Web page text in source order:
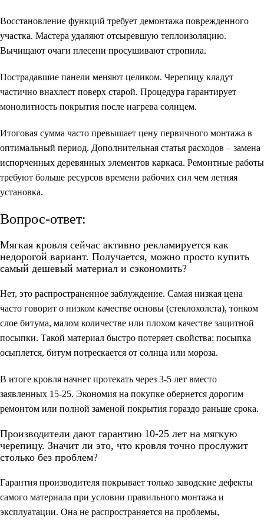
Восстановление функций требует демонтажа поврежденного
участка. Мастера удаляют отсыревшую теплоизоляцию.
Вычищают очаги плесени просушивают стропила.
Пострадавшие панели меняют целиком. Черепицу кладут
частично внахлест поверх старой. Процедура гарантирует
монолитность покрытия после нагрева солнцем.
Итоговая сумма часто превышает цену первичного монтажа в
оптимальный период. Дополнительная статья расходов – замена
испорченных деревянных элементов каркаса. Ремонтные работы
требуют больше ресурсов времени рабочих сил чем летняя
установка.
Вопрос-ответ:
Мягкая кровля сейчас активно рекламируется как
недорогой вариант. Получается, можно просто купить
самый дешевый материал и сэкономить?
Нет, это распространенное заблуждение. Самая низкая цена
часто говорит о низком качестве основы (стеклохолста), тонком
слое битума, малом количестве или плохом качестве защитной
посыпки. Такой материал быстро потеряет свойства: посыпка
осыплется, битум потрескается от солнца или мороза.
В итоге кровля начнет протекать через 3-5 лет вместо
заявленных 15-25. Экономия на покупке обернется дорогим
ремонтом или полной заменой покрытия гораздо раньше срока.
Производители дают гарантию 10-25 лет на мягкую
черепицу. Значит ли это, что кровля точно прослужит
столько без проблем?
Гарантия производителя покрывает только заводские дефекты
самого материала при условии правильного монтажа и
эксплуатации. Она не распространяется на проблемы,